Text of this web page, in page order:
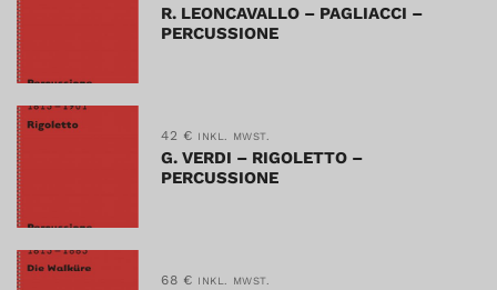
R. LEONCAVALLO – PAGLIACCI –
PERCUSSIONE
42 € INKL. MWST.
G. VERDI – RIGOLETTO –
PERCUSSIONE
68 € INKL. MWST.